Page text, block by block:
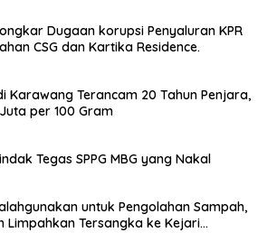
Dugaan korupsi Penyaluran KPR
CSG dan Kartika Residence.
Karawang Terancam 20 Tahun Penjara,
per 100 Gram
Tegas SPPG MBG yang Nakal
untuk Pengolahan Sampah,
Limpahkan Tersangka ke Kejari